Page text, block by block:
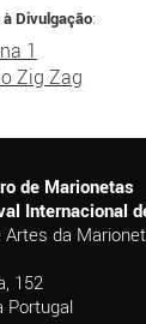
à Divulgação:
1
Zig Zag
de Marionetas
Internacional
Artes da
152
Portugal